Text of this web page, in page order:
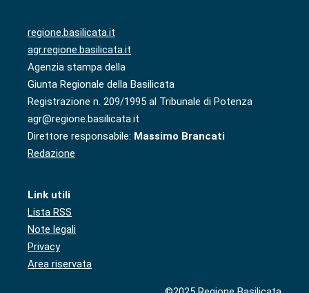
regione.basilicata.it
agr.regione.basilicata.it
Agenzia stampa della
Giunta Regionale della Basilicata
Registrazione n. 209/1995 al Tribunale di Potenza
agr@regione.basilicata.it
Direttore responsabile: Massimo Brancati
Redazione
Link utili
Lista RSS
Note legali
Privacy
Area riservata